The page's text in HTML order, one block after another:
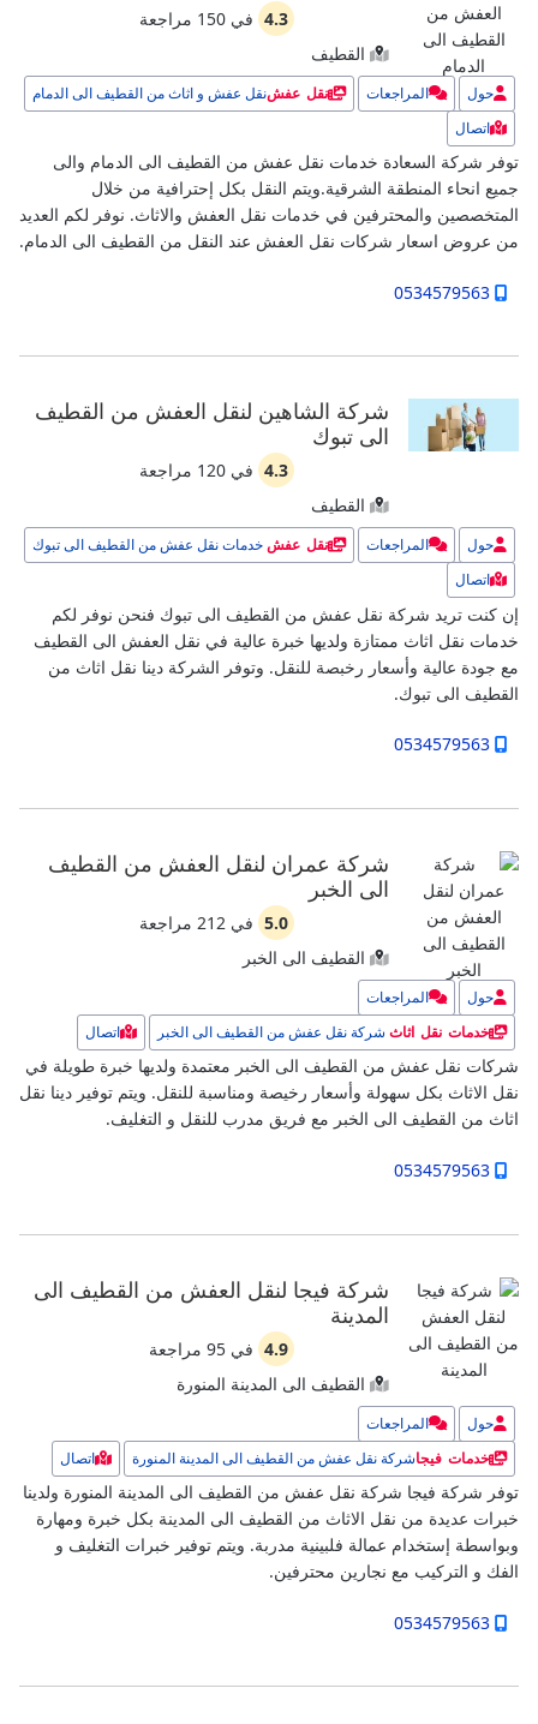
4.3 في 150 مراجعة
القطيف
حول المراجعات نقل عفشنقل عفش و اثاث من القطيف الى الدمام
اتصال
توفر شركة السعادة خدمات نقل عفش من القطيف الى الدمام والى
جميع انحاء المنطقة الشرقية.ويتم النقل بكل إحترافية من خلال
المتخصصين والمحترفين في خدمات نقل العفش والاثاث. نوفر لكم العديد
من عروض اسعار شركات نقل العفش عند النقل من القطيف الى الدمام.
0534579563
شركة الشاهين لنقل العفش من القطيف
الى تبوك
4.3 في 120 مراجعة
القطيف
حول المراجعات نقل عفش خدمات نقل عفش من القطيف الى تبوك
اتصال
إن كنت تريد شركة نقل عفش من القطيف الى تبوك فنحن نوفر لكم
خدمات نقل اثاث ممتازة ولديها خبرة عالية في نقل العفش الى القطيف
مع جودة عالية وأسعار رخبصة للنقل. وتوفر الشركة دينا نقل اثاث من
القطيف الى تبوك.
0534579563
شركة عمران لنقل العفش من القطيف
الى الخبر
5.0 في 212 مراجعة
القطيف الى الخبر
حول المراجعات
خدمات نقل اثاث شركة نقل عفش من القطيف الى الخبر اتصال
شركات نقل عفش من القطيف الى الخبر معتمدة ولديها خبرة طويلة في
نقل الاثاث بكل سهولة وأسعار رخيصة ومناسبة للنقل. ويتم توفير دينا نقل
اثاث من القطيف الى الخبر مع فريق مدرب للنقل و التغليف.
0534579563
شركة فيجا لنقل العفش من القطيف الى
المدينة
4.9 في 95 مراجعة
القطيف الى المدينة المنورة
حول المراجعات
خدمات فيجاشركة نقل عفش من القطيف الى المدينة المنورة اتصال
توفر شركة فيجا شركة نقل عفش من القطيف الى المدينة المنورة ولدينا
خبرات عديدة من نقل الاثاث من القطيف الى المدينة بكل خبرة ومهارة
وبواسطة إستخدام عمالة فلبينية مدربة. ويتم توفير خبرات التغليف و
الفك و التركيب مع نجارين محترفين.
0534579563